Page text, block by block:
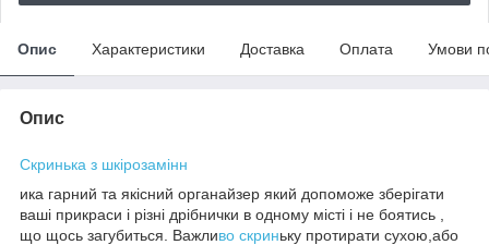
Опис Характеристики Доставка Оплата Умови
Опис
Скринька з шкірозамінн
ика гарний та якісний органайзер який допоможе зберігати
ваші прикраси і різні дрібнички в одному місті і не боятись ,
що щось загубиться. Важливо скриньку протирати сухою,або